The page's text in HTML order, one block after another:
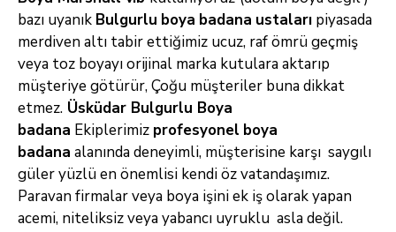
bazı uyanık Bulgurlu boya badana ustaları piyasada
merdiven altı tabir ettiğimiz ucuz, raf ömrü geçmiş
veya toz boyayı orijinal marka kutulara aktarıp
müşteriye götürür, Çoğu müşteriler buna dikkat
etmez. Üsküdar Bulgurlu Boya
badana Ekiplerimiz profesyonel boya
badana alanındadeneyimli, müşterisine karşı saygılı
güler yüzlü en önemlisi kendi öz vatandaşımız.
Paravan firmalar veya boya işini ek iş olarak yapan
acemi, niteliksiz veya yabancı uyruklu asla değil.